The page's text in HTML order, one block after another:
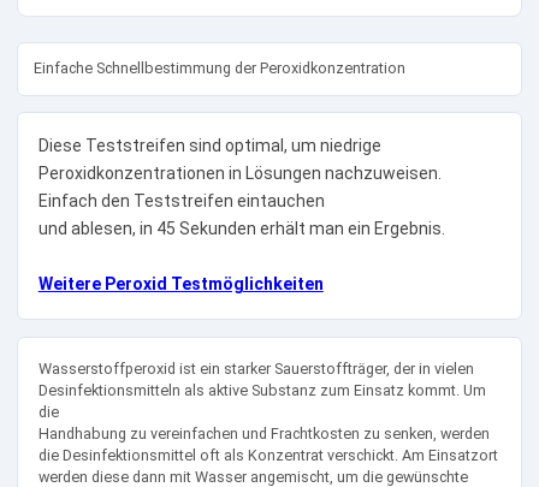
Einfache Schnellbestimmung der Peroxidkonzentration
Diese Teststreifen sind optimal, um niedrige
Peroxidkonzentrationen in Lösungen nachzuweisen.
Einfach den Teststreifen eintauchen
und ablesen, in 45 Sekunden erhält man ein Ergebnis.
Weitere Peroxid Testmöglichkeiten
Wasserstoffperoxid ist ein starker Sauerstoffträger, der in vielen
Desinfektionsmitteln als aktive Substanz zum Einsatz kommt. Um
die
Handhabung zu vereinfachen und Frachtkosten zu senken, werden
die Desinfektionsmittel oft als Konzentrat verschickt. Am Einsatzort
werden diese dann mit Wasser angemischt, um die gewünschte